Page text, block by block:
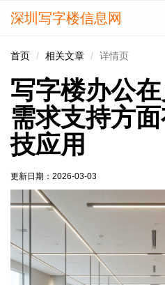
深圳写字楼信息网
首页 相关文章 详情页
写字楼办公
需求支持方
技应用
更新日期： 2026-03-03